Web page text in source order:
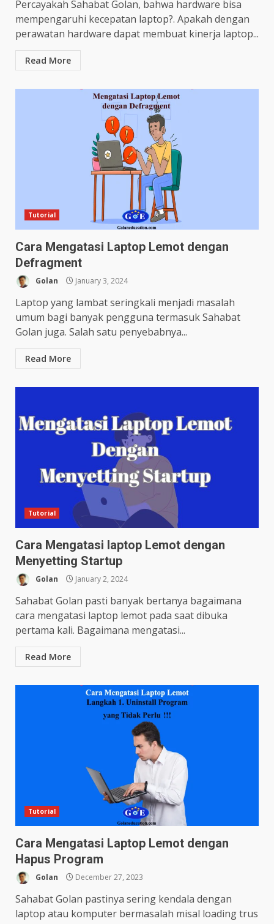
Percayakah Sahabat Golan, bahwa hardware bisa
mempengaruhi kecepatan laptop?. Apakah dengan
perawatan hardware dapat membuat kinerja laptop...
Read More
Tutorial
Cara Mengatasi Laptop Lemot dengan
Defragment
Golan January 3, 2024
Laptop yang lambat seringkali menjadi masalah
umum bagi banyak pengguna termasuk Sahabat
Golan juga. Salah satu penyebabnya...
Read More
Tutorial
Cara Mengatasi laptop Lemot dengan
Menyetting Startup
Golan January 2, 2024
Sahabat Golan pasti banyak bertanya bagaimana
cara mengatasi laptop lemot pada saat dibuka
pertama kali. Bagaimana mengatasi...
Read More
Tutorial
Cara Mengatasi Laptop Lemot dengan
Hapus Program
Golan December 27, 2023
Sahabat Golan pastinya sering kendala dengan
laptop atau komputer bermasalah misal loading trus